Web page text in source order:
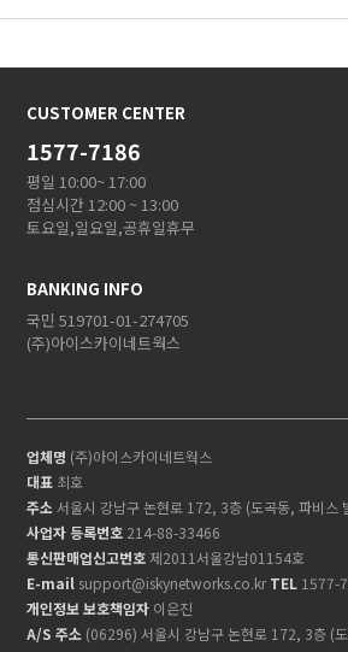
CUSTOMER CENTER
1577-7186
평일 10:00~ 17:00
점심시간 12:00 ~ 13:00
토요일,일요일,공휴일휴무
BANKING INFO
국민 519701-01-274705
(주)아이스카이네트웍스
업체명 (주)아이스카이네트웍스
대표 최호
주소서울시 강남구 논현로 172, 3층 (도곡동, 파비스
사업자 등록번호 214-88-33466
통신판매업신고번호 제2011서울강남01154호
E-mail support@iskynetworks.co.krTEL 1577-
개인정보 보호책임자 이은진
A/S 주소 (06296) 서울시 강남구 논현로 172, 3층 (